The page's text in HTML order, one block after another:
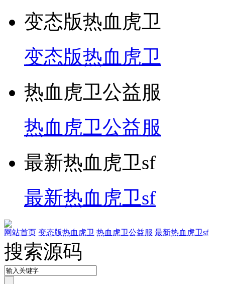
变态版热血虎卫
变态版热血虎卫
热血虎卫公益服
热血虎卫公益服
最新热血虎卫sf
最新热血虎卫sf
网站首页 变态版热血虎卫 热血虎卫公益服 最新热血虎卫sf
搜索源码